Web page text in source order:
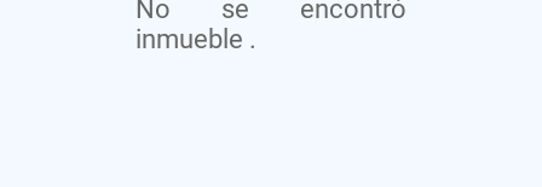
No se encontró
inmueble .